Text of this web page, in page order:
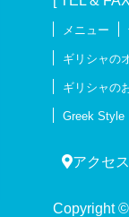
メニュー
ギリシャの
ギリシャの
Greek Style
アクセス
Copyright